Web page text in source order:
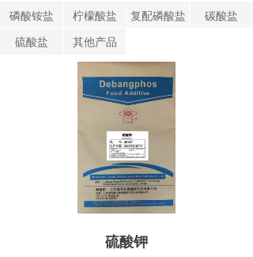
服务支持
硫酸钾
磷酸铵盐
柠檬酸盐 复配磷酸盐
碳酸盐
硫酸盐
其他产品